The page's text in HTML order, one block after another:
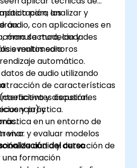
para analizar y
audio, con aplicaciones en
manufactura, ciudades
multimedia.
los
se modelan y
eventos sonoros
automático.
de audio utilizando
de características
cepstrales
y
y evaluar modelos
de audio y detección de
y discusión.
y práctica.
en un entorno de
vivo.
del curso
una formación